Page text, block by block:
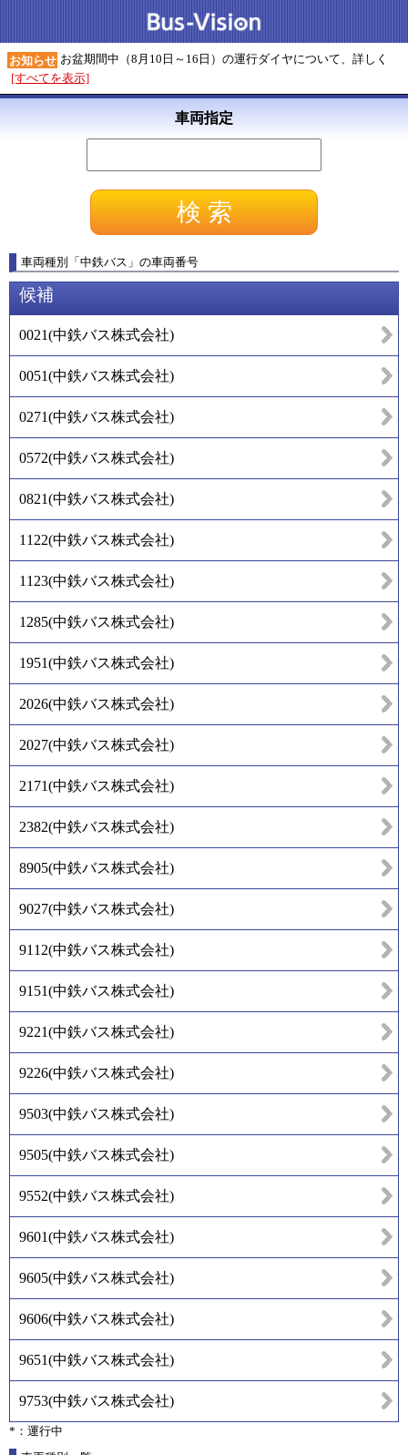
お知らせ お盆期間中（8月10日～16日）の運行ダイヤについて、詳しく
[すべてを表示]
車両指定
車両種別 「中鉄バス 」 の車両番号
候補
0021(中鉄バス株式会社)
0051(中鉄バス株式会社)
0271(中鉄バス株式会社)
0572(中鉄バス株式会社)
0821(中鉄バス株式会社)
1122(中鉄バス株式会社)
1123(中鉄バス株式会社)
1285(中鉄バス株式会社)
1951(中鉄バス株式会社)
2026(中鉄バス株式会社)
2027(中鉄バス株式会社)
2171(中鉄バス株式会社)
2382(中鉄バス株式会社)
8905(中鉄バス株式会社)
9027(中鉄バス株式会社)
9112(中鉄バス株式会社)
9151(中鉄バス株式会社)
9221(中鉄バス株式会社)
9226(中鉄バス株式会社)
9503(中鉄バス株式会社)
9505(中鉄バス株式会社)
9552(中鉄バス株式会社)
9601(中鉄バス株式会社)
9605(中鉄バス株式会社)
9606(中鉄バス株式会社)
9651(中鉄バス株式会社)
9753(中鉄バス株式会社)
*：運行中